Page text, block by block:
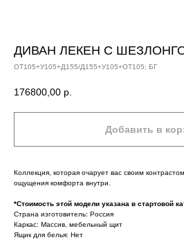
ДИВАН ЛЕКЕН С
ОТ105+У105+Д155/Д155+У105+ОТ105; БГ
176800,00 р.
Добавить в
Коллекция, которая очарует вас своим
ощущения комфорта внутри.
*Стоимость этой модели указана в стартовой
Страна изготовитель: Россия
Каркас: Массив, мебельный щит
Ящик для белья: Нет